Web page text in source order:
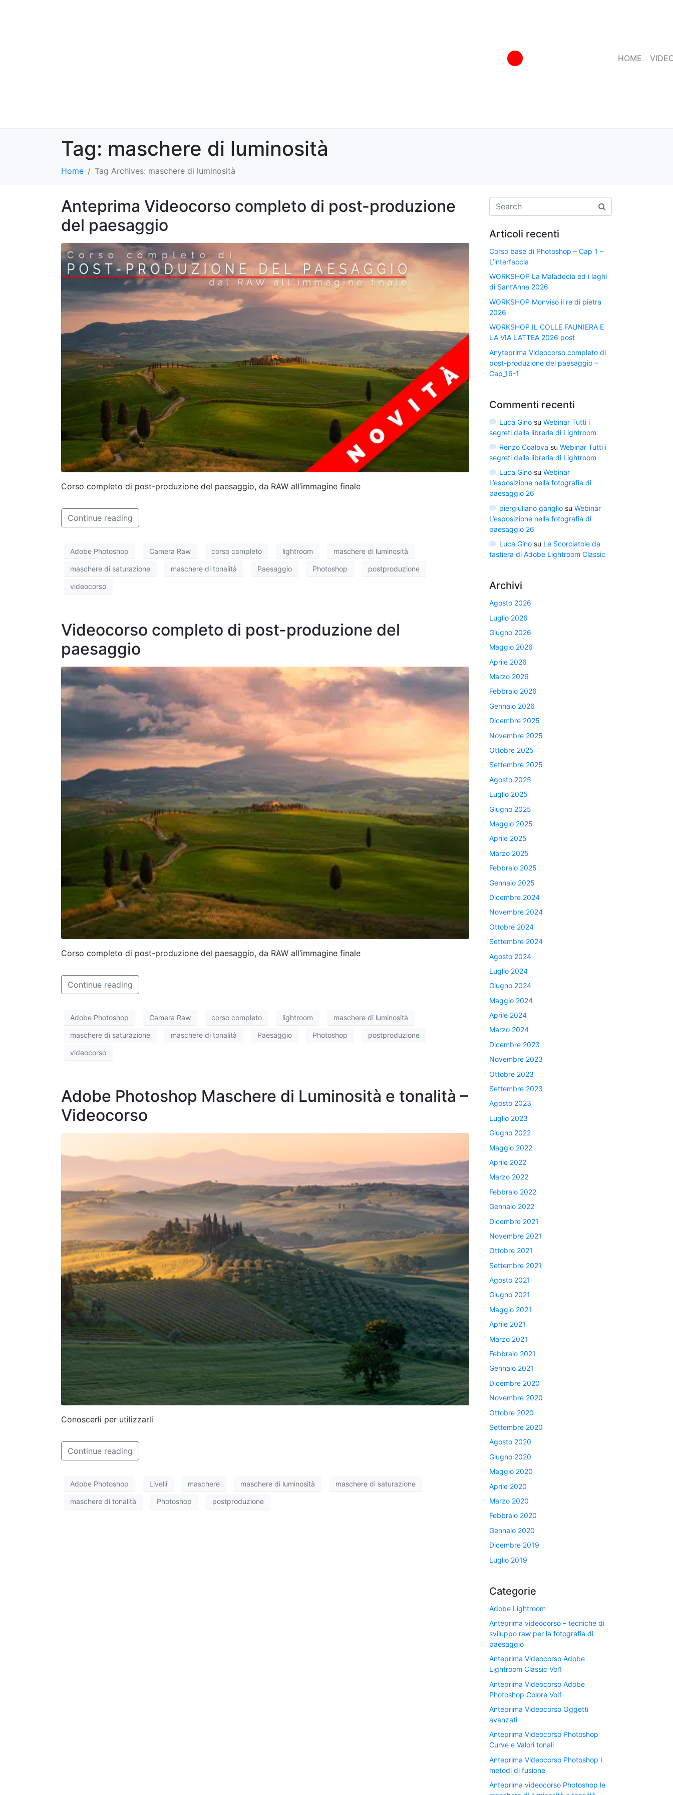
HOME
Tag: maschere di luminosità
Home Tag Archives: maschere di luminosità
Anteprima Videocorso completo di post-produzione
del paesaggio
Corso completo di post-produzione del paesaggio, da RAW all’immagine finale
Continue reading
Adobe Photoshop Camera Raw corso completo lightroom maschere di luminosità
maschere di saturazione maschere di tonalità Paesaggio Photoshop postproduzione
videocorso
Videocorso completo di post-produzione del
paesaggio
Corso completo di post-produzione del paesaggio, da RAW all’immagine finale
Continue reading
Adobe Photoshop Camera Raw corso completo lightroom maschere di luminosità
maschere di saturazione maschere di tonalità Paesaggio Photoshop postproduzione
videocorso
Adobe Photoshop Maschere di Luminosità e tonalità –
Videocorso
Conoscerli per utilizzarli
Continue reading
Adobe Photoshop Livelli maschere maschere di luminosità maschere di saturazione
maschere di tonalità Photoshop postproduzione
Articoli recenti
Corso base di Photoshop – Cap 1 –
L’interfaccia
WORKSHOP La Maladecia ed i laghi
di Sant’Anna 2026
WORKSHOP Monviso il re di pietra
2026
WORKSHOP IL COLLE FAUNIERA E
LA VIA LATTEA 2026 post
Anyteprima Videocorso completo di
post-produzione del paesaggio –
Cap_16-1
Commenti recenti
Luca Ginosu Webinar Tutti i
segreti della libreria di Lightroom
Renzo Coalova su Webinar Tutti i
segreti della libreria di Lightroom
Luca Ginosu Webinar
L’esposizione nella fotografia di
paesaggio 26
piergiuliano garigliosu Webinar
L’esposizione nella fotografia di
paesaggio 26
Luca Ginosu Le Scorciatoie da
tastiera di Adobe Lightroom Classic
Archivi
Agosto 2026
Luglio 2026
Giugno 2026
Maggio 2026
Aprile 2026
Marzo 2026
Febbraio 2026
Gennaio 2026
Dicembre 2025
Novembre 2025
Ottobre 2025
Settembre 2025
Agosto 2025
Luglio 2025
Giugno 2025
Maggio 2025
Aprile 2025
Marzo 2025
Febbraio 2025
Gennaio 2025
Dicembre 2024
Novembre 2024
Ottobre 2024
Settembre 2024
Agosto 2024
Luglio 2024
Giugno 2024
Maggio 2024
Aprile 2024
Marzo 2024
Dicembre 2023
Novembre 2023
Ottobre 2023
Settembre 2023
Agosto 2023
Luglio 2023
Giugno 2022
Maggio 2022
Aprile 2022
Marzo 2022
Febbraio 2022
Gennaio 2022
Dicembre 2021
Novembre 2021
Ottobre 2021
Settembre 2021
Agosto 2021
Giugno 2021
Maggio 2021
Aprile 2021
Marzo 2021
Febbraio 2021
Gennaio 2021
Dicembre 2020
Novembre 2020
Ottobre 2020
Settembre 2020
Agosto 2020
Giugno 2020
Maggio 2020
Aprile 2020
Marzo 2020
Febbraio 2020
Gennaio 2020
Dicembre 2019
Luglio 2019
Categorie
Adobe Lightroom
Anteprima videocorso – tecniche di
sviluppo raw per la fotografia di
paesaggio
Anteprima Videocorso Adobe
Lightroom Classic Vol1
Anteprima Videocorso Adobe
Photoshop Colore Vol1
Anteprima Videocorso Oggetti
avanzati
Anteprima Videocorso Photoshop
Curve e Valori tonali
Anteprima Videocorso Photoshop I
metodi di fusione
Anteprima videocorso Photoshop le